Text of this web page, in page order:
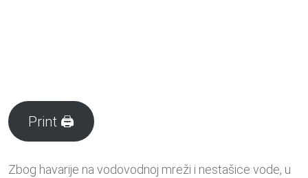
Print 🖨
Zbog havarije na vodovodnoj mreži i nestašice vode, u